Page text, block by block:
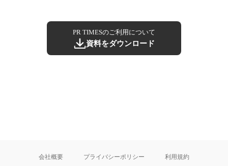
PR TIMESのご利用について
資料をダウンロード
会社概要 プライバシーポリシー 利用規約